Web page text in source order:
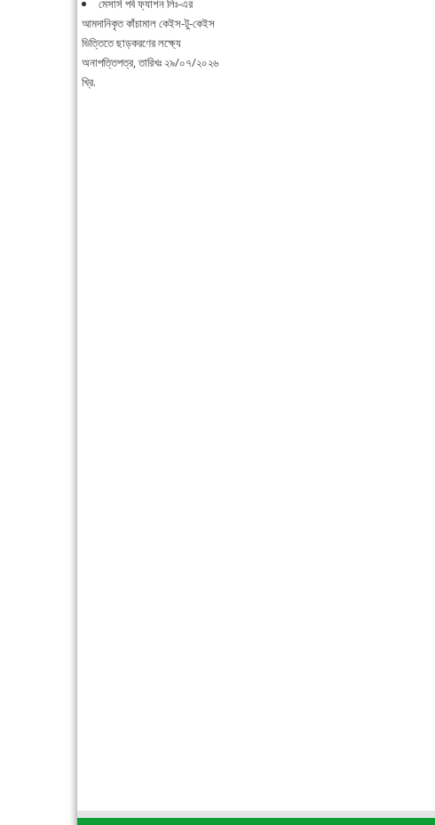
আমদানিকৃত কাঁচামাল কেইস-টু-কেইস
ভিত্তিতে ছাড়করণের লক্ষ্যে
অনাপত্তিপত্র, তারিখঃ ২৯/০৭/২০২৬
খ্রি.